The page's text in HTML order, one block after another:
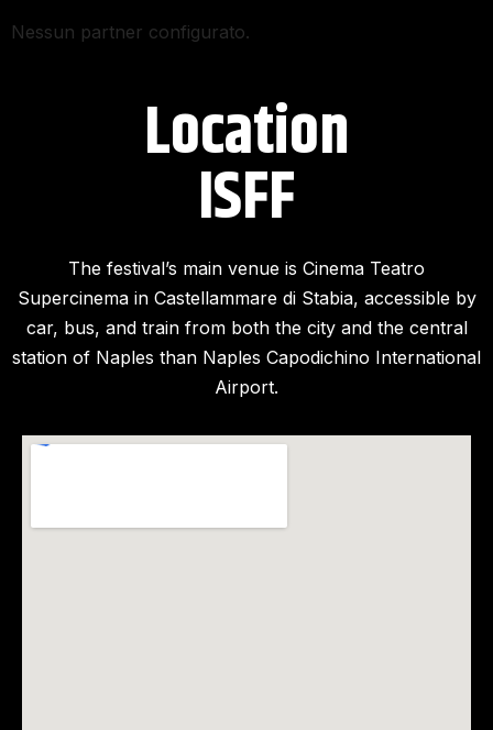
Nessun partner configurato.
Location
ISFF​
The festival’s main venue is Cinema Teatro
Supercinema in Castellammare di Stabia, accessible by
car, bus, and train from both the city and the central
station of Naples than Naples Capodichino International
Airport.